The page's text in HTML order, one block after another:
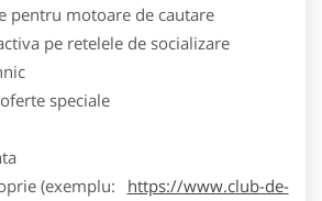
motoare de cautare
pe retelele de socializare
speciale
(exemplu:
https://www.club-de-